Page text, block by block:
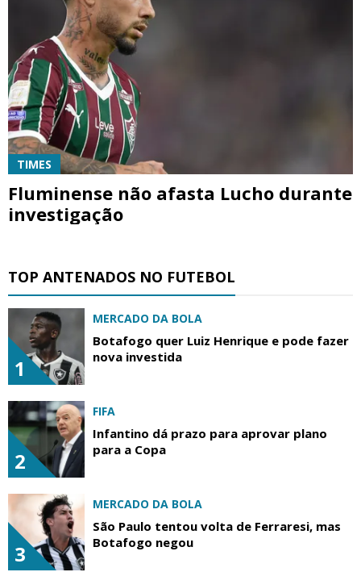
TIMES
Fluminense não afasta Lucho durante
investigação
TOP ANTENADOS NO FUTEBOL
1
MERCADO DA BOLA
Botafogo quer Luiz Henrique e pode fazer
nova investida
2
FIFA
Infantino dá prazo para aprovar plano
para a Copa
3
MERCADO DA BOLA
São Paulo tentou volta de Ferraresi, mas
Botafogo negou